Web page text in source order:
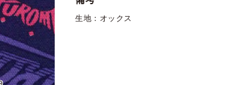
生地：オックス